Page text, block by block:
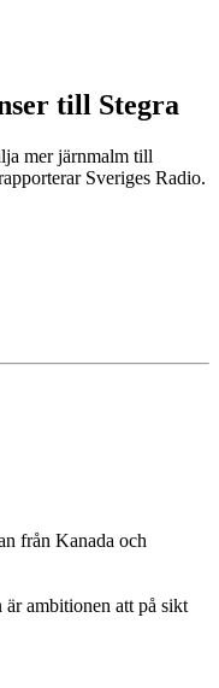
till Stegra
mer järnmalm till
Sveriges Radio.
från Kanada och
ambitionen att på sikt